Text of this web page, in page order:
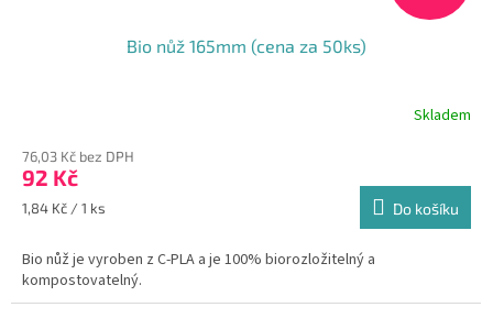
Bio nůž 165mm (cena za 50ks)
Skladem
76,03 Kč bez DPH
92 Kč
Měrná
1,84 Kč / 1 ks Do košíku
Bio nůž je vyroben z C-PLA a je 100% biorozložitelný a
kompostovatelný.